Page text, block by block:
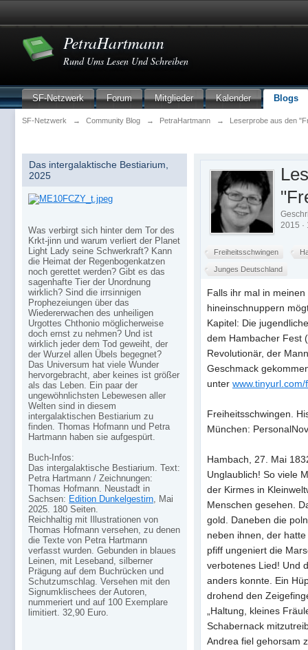
PetraHartmann
Rund Ums Lesen Und Schreiben
SF-Netzwerk Forum Mitglieder Kalender Blogs
SF-Netzwerk → Community Blog → PetraHartmann → Leserprobe aus den
2015 ·
Freiheitsschwingen
Junges Deutschland
Falls ihr mal in
hineinschnuppern
Kapitel: Die
dem Hambacher Fest
Revolutionär, der
Geschmack
unter
Freiheitsschwingen.
München:
Hambach, 27. Mai
Unglaublich! So viele
der Kirmes in
Menschen gesehen.
gold. Daneben die
neben ihnen, der
pfiff ungeniert die
verbotenes Lied! Und
anders konnte. Ein
drohend den
„Haltung, kleines
Schabernack
Andrea fiel gehorsam
Das intergalaktische Bestiarium,
2025
Was verbirgt sich hinter dem Tor des
Krkt-jinn und warum verliert der Planet
Light Lady seine Schwerkraft? Kann
die Heimat der Regenbogenkatzen
noch gerettet werden? Gibt es das
sagenhafte Tier der Unordnung
wirklich? Sind die irrsinnigen
Prophezeiungen über das
Wiedererwachen des unheiligen
Urgottes Chthonio möglicherweise
doch ernst zu nehmen? Und ist
wirklich jeder dem Tod geweiht, der
der Wurzel allen Übels begegnet?
Das Universum hat viele Wunder
hervorgebracht, aber keines ist größer
als das Leben. Ein paar der
ungewöhnlichsten Lebewesen aller
Welten sind in diesem
intergalaktischen Bestiarium zu
finden. Thomas Hofmann und Petra
Hartmann haben sie aufgespürt.
Buch-Infos:
Das intergalaktische Bestiarium. Text:
Petra Hartmann / Zeichnungen:
Thomas Hofmann. Neustadt in
Sachsen: Edition Dunkelgestirn , Mai
2025. 180 Seiten.
Reichhaltig mit Illustrationen von
Thomas Hofmann versehen, zu denen
die Texte von Petra Hartmann
verfasst wurden. Gebunden in blaues
Leinen, mit Leseband, silberner
Prägung auf dem Buchrücken und
Schutzumschlag. Versehen mit den
Signumklischees der Autoren,
nummeriert und auf 100 Exemplare
limitiert. 32,90 Euro.